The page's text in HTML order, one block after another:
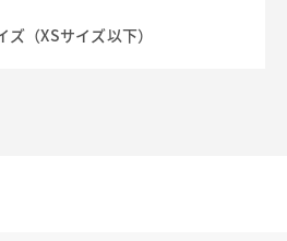
ズ（XSサイズ以下）